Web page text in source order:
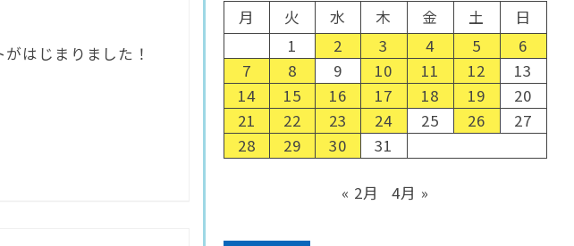
はじまりました！
月
火 水 木 金 土
日
1
2 3 4 5
6
7
8 9 10 11 12
13
14
15 16 17 18 19
20
21
22 23 24 25 26
27
28
29 30 31
« 2月 4月 »